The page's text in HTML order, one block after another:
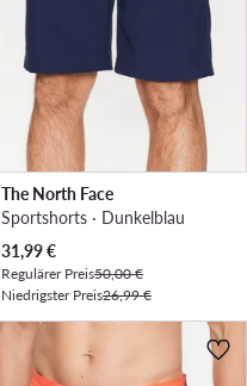
The North Face
Sportshorts · Dunkelblau
Aktueller Preis
31,99€
Regulärer Preis50,00 €
Niedrigster Preis26,99 €